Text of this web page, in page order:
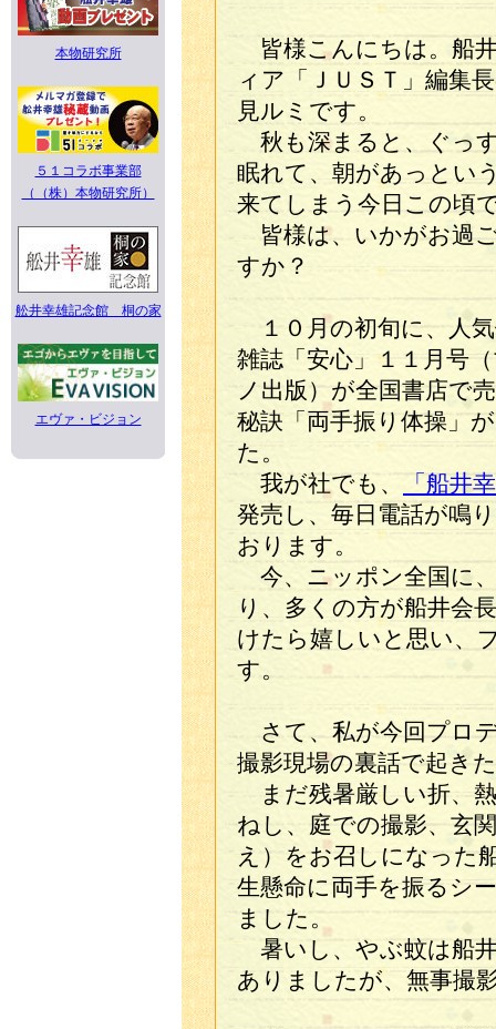
本物研究所
５１コラボ事業部
（（株）本物研究所）
舩井幸雄記念館 桐の家
エヴァ・ビジョン
皆様こんにちは。船
ィア「ＪＵＳＴ」編集
見ルミです。
秋も深まると、ぐっ
眠れて、朝があっとい
来てしまう今日この頃
皆様は、いかがお過
すか？
１０月の初旬に、人
雑誌「安心」１１月号
ノ出版）が全国書店で
秘訣「両手振り体操」
た。
我が社でも、
「船井
発売し、毎日電話が鳴
おります。
今、ニッポン全国に
り、多くの方が船井会
けたら嬉しいと思い、
す。
さて、私が今回プロ
撮影現場の裏話で起き
まだ残暑厳しい折、
ねし、庭での撮影、玄
え）をお召しになった
生懸命に両手を振るシ
ました。
暑いし、やぶ蚊は船
ありましたが、無事撮